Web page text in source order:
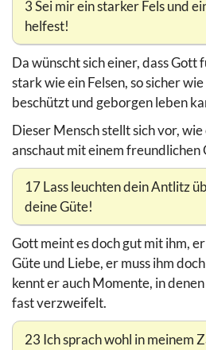
3 Sei mir ein starker Fels und
helfest!
Da wünscht sich einer, dass Gott
stark wie ein Felsen, so sicher
beschützt und geborgen leben
Dieser Mensch stellt sich vor,
anschaut mit einem freundlichen
17 Lass leuchten dein Antlitz
deine Güte!
Gott meint es doch gut mit ihm,
Güte und Liebe, er muss ihm
kennt er auch Momente, in
fast verzweifelt.
23 Ich sprach wohl in meinem